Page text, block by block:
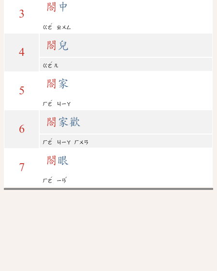
3
閤 中
ㄍㄜ
ˊ
ㄓㄨㄥ
4
閤 兒
ㄍㄜ
ˊ
ㄦ
5
閤 家
ㄏㄜ
ˊ
ㄐㄧㄚ
6
閤 家歡
ㄏㄜ
ˊ
ㄐㄧㄚ ㄏㄨㄢ
7
閤 眼
ㄏㄜ
ˊ
ㄧㄢ
ˇ